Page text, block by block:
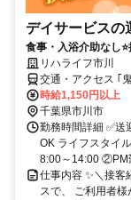
デイサービスの
食事・入浴介助なし
リハライフ市川
交通・アクセス ｢
時給1,150円以上
千葉県市川市
勤務時間詳細 ✅送
OK ライフスタイ
8:00～14:00 ②PM
仕事内容 ✨＼接客
スで、 ご利用者